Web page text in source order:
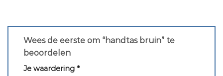
Wees de eerste om “handtas bruin” te
beoordelen
Je waardering *